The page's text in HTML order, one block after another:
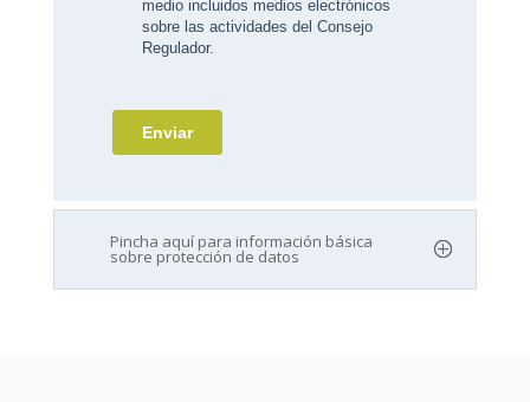
Pincha aquí para información básica
sobre protección de datos